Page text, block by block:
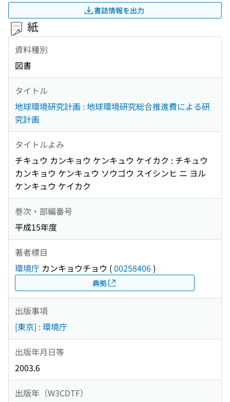
書誌情報を出力
紙
資料種別
図書
タイトル
地球環境研究計画 : 地球環境研究総合推進費による研
究計画
タイトルよみ
チキュウ カンキョウ ケンキュウ ケイカク : チキュウ
カンキョウ ケンキュウ ソウゴウ スイシンヒ ニ ヨル
ケンキュウ ケイカク
巻次・部編番号
平成15年度
著者標目
環境庁 カンキョウチョウ (00258406)
典拠
出版事項
[東京] : 環境庁
出版年月日等
2003.6
出版年（W3CDTF）